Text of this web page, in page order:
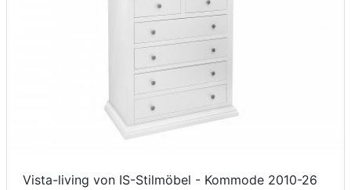
Vista-living von IS-Stilmöbel - Kommode 2010-26